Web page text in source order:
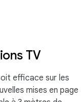
TV
efficace sur les
mises en page